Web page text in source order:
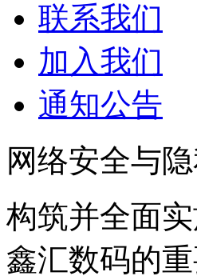
联系我们
加入我们
通知公告
网络安全与
构筑并全面
鑫汇数码的